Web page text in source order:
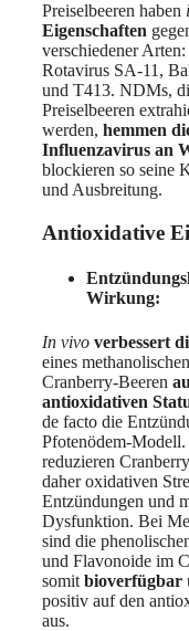
Preiselbeeren haben
Eigenschaften
verschiedener
Rotavirus SA-11,
und T413. NDMs,
Preiselbeeren
werden, hemmen
Influenzavirus an
blockieren so seine
und Ausbreitung.
Antioxidative
Wirkung:
In vivo verbessert
eines
Cranberry-Beeren
antioxidativen
de facto die
Pfotenödem-
reduzieren
daher oxidativen
Entzündungen und
Dysfunktion. Bei
sind die
und Flavonoide im
somit bioverfügbar
positiv auf den
aus.